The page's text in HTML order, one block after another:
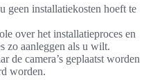
geen installatiekosten hoeft te
over het installatieproces en
zo aanleggen als u wilt.
de camera’s geplaatst worden
worden.